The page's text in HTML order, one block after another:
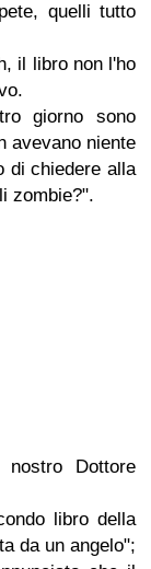
quelli tutto
il libro non l'ho
giorno sono
avevano niente
di chiedere alla
zombie?".
Dottore
libro della
da un angelo";